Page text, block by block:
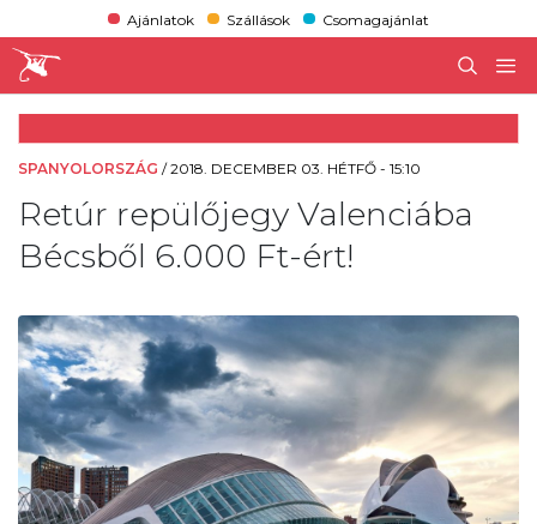
Ajánlatok Szállások Csomagajánlat
SPANYOLORSZÁG /2018. DECEMBER 03. HÉTFŐ - 15:10
Retúr repülőjegy Valenciába
Bécsből 6.000 Ft-ért!